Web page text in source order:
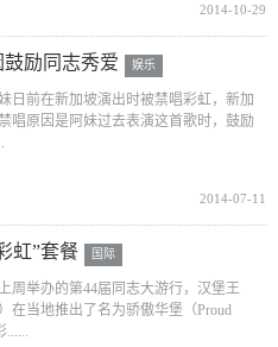
2014-10-29
励同志秀爱 娱乐
日前在新加坡演出时被禁唱彩虹，新加
唱原因是阿妹过去表演这首歌时，鼓励
2014-07-11
虹”套餐 国际
周举办的第44届同志大游行，汉堡王
）在当地推出了名为骄傲华堡（Proud
......